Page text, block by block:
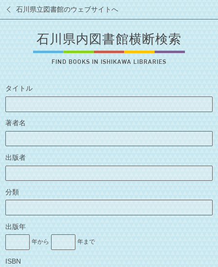
石川県立図書館のウェブサイトへ
石川県内図書館横断検索
FIND BOOKS IN ISHIKAWA LIBRARIES
タイトル
著者名
出版者
分類
出版年
年から 年まで
ISBN